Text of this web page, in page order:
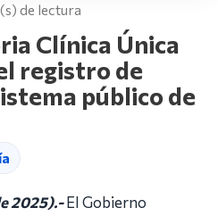
de lectura
Clínica Única
registro de
público de
2025).-El Gobierno